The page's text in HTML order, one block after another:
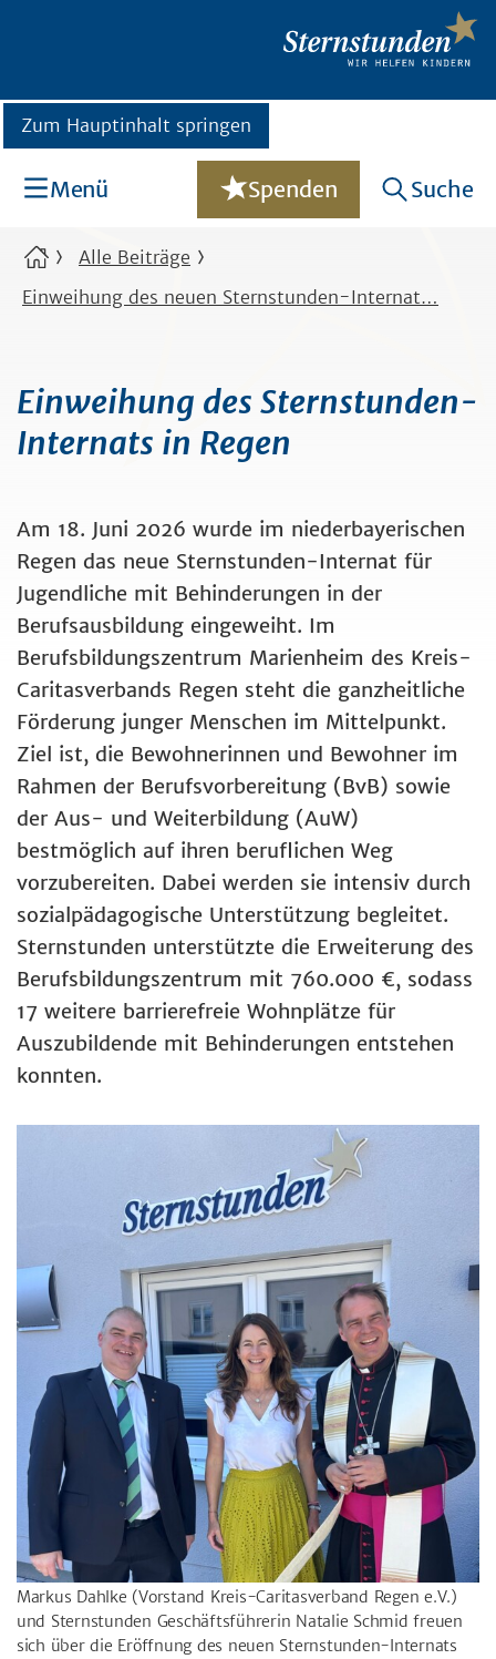
Zum Hauptinhalt springen
Menü Spenden Suche
Alle Beiträge
Einweihung des neuen Sternstunden-Internat…
Einweihung des Sternstunden-
Internats in Regen
Am 18. Juni 2026 wurde im niederbayerischen
Regen das neue Sternstunden-Internat für
Jugendliche mit Behinderungen in der
Berufsausbildung eingeweiht. Im
Berufsbildungszentrum Marienheim des Kreis-
Caritasverbands Regen steht die ganzheitliche
Förderung junger Menschen im Mittelpunkt.
Ziel ist, die Bewohnerinnen und Bewohner im
Rahmen der Berufsvorbereitung (BvB) sowie
der Aus- und Weiterbildung (AuW)
bestmöglich auf ihren beruflichen Weg
vorzubereiten. Dabei werden sie intensiv durch
sozialpädagogische Unterstützung begleitet.
Sternstunden unterstützte die Erweiterung des
Berufsbildungszentrum mit 760.000 €, sodass
17 weitere barrierefreie Wohnplätze für
Auszubildende mit Behinderungen entstehen
konnten.
Markus Dahlke (Vorstand Kreis-Caritasverband Regen e.V.)
und Sternstunden Geschäftsführerin Natalie Schmid freuen
sich über die Eröffnung des neuen Sternstunden-Internats